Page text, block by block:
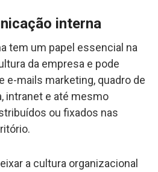
interna
tem um papel essencial na
da empresa e pode
e-mails marketing, quadro de
intranet e até mesmo
ou fixados nas
a cultura organizacional